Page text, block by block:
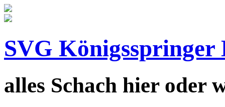
SVG Königsspringer
alles Schach hier oder